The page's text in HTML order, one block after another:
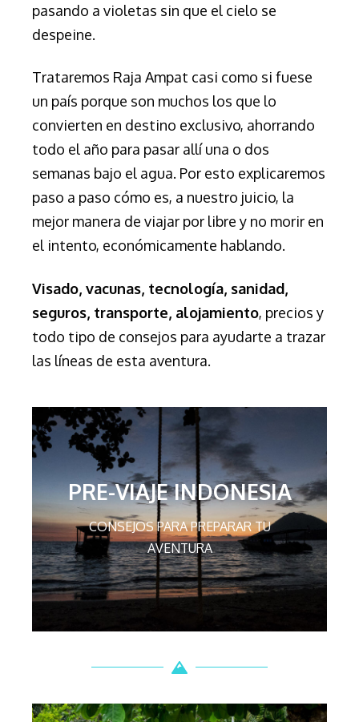
pasando a violetas sin que el cielo se
despeine.
Trataremos Raja Ampat casi como si fuese
un país porque son muchos los que lo
convierten en destino exclusivo, ahorrando
todo el año para pasar allí una o dos
semanas bajo el agua. Por esto explicaremos
paso a paso cómo es, a nuestro juicio, la
mejor manera de viajar por libre y no morir en
el intento, económicamente hablando.
Visado, vacunas, tecnología, sanidad,
seguros, transporte, alojamiento, precios y
todo tipo de consejos para ayudarte a trazar
las líneas de esta aventura.
PRE-VIAJE INDONESIA
CONSEJOS PARA PREPARAR TU
AVENTURA